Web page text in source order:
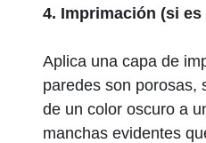
4. Imprimación (si es
Aplica una capa de
paredes son porosas,
de un color oscuro a
manchas evidentes